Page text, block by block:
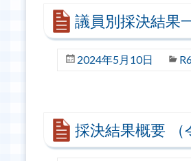
議員別採決結果
2024年5月10日
採決結果概要 （